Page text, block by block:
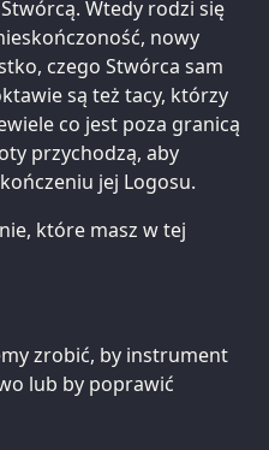
Wtedy rodzi się
nowy
czego Stwórca sam
są też tacy, którzy
co jest poza granicą
przychodzą, aby
jej Logosu.
które masz w tej
zrobić, by instrument
lub by poprawić